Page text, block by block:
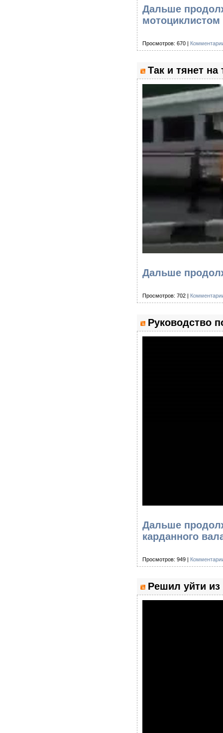
Дальше
Просмотров: 670 |
Так и тянет на
Дальше
Просмотров: 702 |
Руководство
Дальше
карданного
Просмотров: 949 |
Решил уйти из